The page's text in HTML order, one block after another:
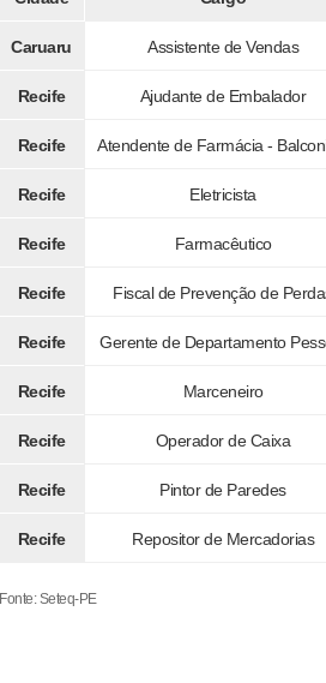
Caruaru Assistente de Vendas
Recife Ajudante de Embalador
Recife Atendente de Farmácia -
Recife Eletricista
Recife Farmacêutico
Recife Fiscal de Prevenção de
Recife Gerente de Departamento
Recife Marceneiro
Recife Operador de Caixa
Recife Pintor de Paredes
Recife Repositor de Mercadorias
Fonte: Seteq-PE